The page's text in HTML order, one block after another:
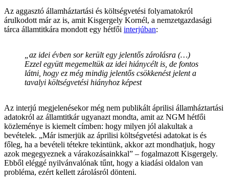
Az aggasztó államháztartási és költségvetési folyamatokról
árulkodott már az is, amit Kisgergely Kornél, a nemzetgazdasági
tárca államtitkára mondott egy hétfői interjúban:
„az idei évben sor került egy jelentős zárolásra (…)
Ezzel együtt megemeltük az idei hiánycélt is, de fontos
látni, hogy ez még mindig jelentős csökkenést jelent a
tavalyi költségvetési hiányhoz képest
Az interjú megjelenésekor még nem publikált áprilisi államháztartási
adatokról az államtitkár ugyanazt mondta, amit az NGM hétfői
közleménye is kiemelt címben: hogy milyen jól alakultak a
bevételek. „Már ismerjük az áprilisi költségvetési adatokat is és
főleg, ha a bevételi tétekre tekintünk, akkor azt mondhatjuk, hogy
azok megegyeznek a várakozásainkkal” – fogalmazott Kisgergely.
Ebből eléggé nyilvánvalónak tűnt, hogy a kiadási oldalon van
probléma, ezért kellett zárolásról dönteni.